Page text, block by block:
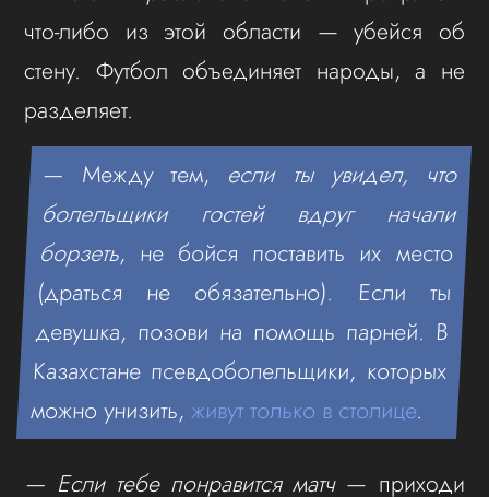
что-либо из этой области — убейся об
стену. Футбол объединяет народы, а не
разделяет.
— Между тем, если ты увидел, что
болельщики гостей вдруг начали
борзеть, не бойся поставить их место
(драться не обязательно). Если ты
девушка, позови на помощь парней. В
Казахстане псевдоболельщики, которых
можно унизить,живут только в столице.
— Если тебе понравится матч— приходи